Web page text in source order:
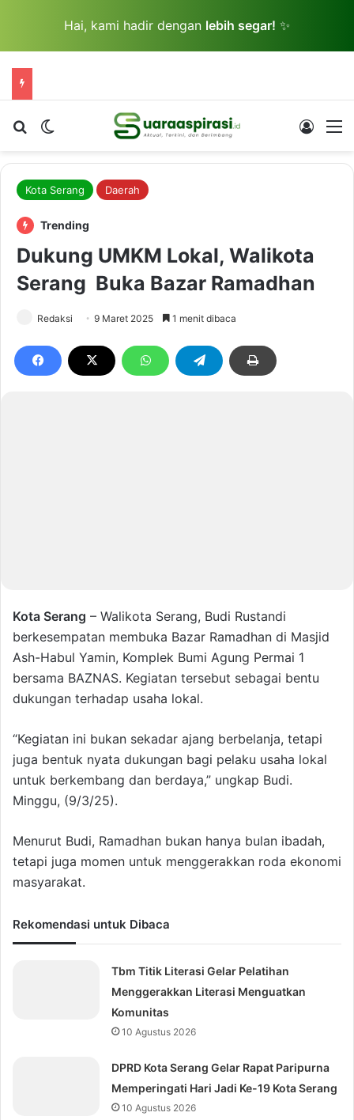
Hai, kami hadir dengan lebih segar! ✨
Cari berita...Switch skin Log In
Kota Serang Daerah
Trending
Dukung UMKM Lokal, Walikota
Serang Buka Bazar Ramadhan
Redaksi 9 Maret 2025 1 menit dibaca
Kota Serang – Walikota Serang, Budi Rustandi
berkesempatan membuka Bazar Ramadhan di Masjid
Ash-Habul Yamin, Komplek Bumi Agung Permai 1
bersama BAZNAS. Kegiatan tersebut sebagai bentu
dukungan terhadap usaha lokal.
“Kegiatan ini bukan sekadar ajang berbelanja, tetapi
juga bentuk nyata dukungan bagi pelaku usaha lokal
untuk berkembang dan berdaya,” ungkap Budi.
Minggu, (9/3/25).
Menurut Budi, Ramadhan bukan hanya bulan ibadah,
tetapi juga momen untuk menggerakkan roda ekonomi
masyarakat.
Rekomendasi untuk Dibaca
Tbm Titik Literasi Gelar Pelatihan
Menggerakkan Literasi Menguatkan
Komunitas
10 Agustus 2026
DPRD Kota Serang Gelar Rapat Paripurna
Memperingati Hari Jadi Ke-19 Kota Serang
10 Agustus 2026